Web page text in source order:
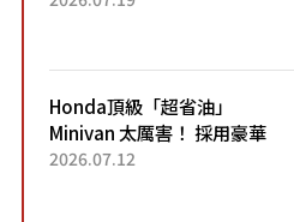
Honda頂級「超省油」
Minivan 太厲害！ 採用豪華
「真皮座椅」與專屬「黑色內
2026.07.12